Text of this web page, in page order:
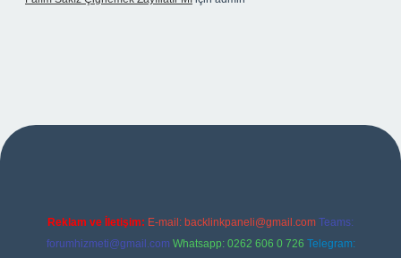
Reklam ve İletişim: E-mail: backlinkpaneli@gmail.com Teams:
forumhizmeti@gmail.com Whatsapp: 0262 606 0 726 Telegram: